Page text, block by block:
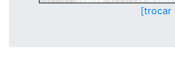
[trocar